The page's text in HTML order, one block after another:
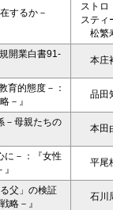
するか－
ストロ
スティ
松繁
開業白書91-
本庄
育的態度－：
－』
品田
－母親たちの
本田
に－：『女性
平尾
父」の検証
略－』
石川